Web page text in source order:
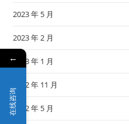
2023 年 5 月
2023 年 2 月
2023 年 1 月
2022 年 11 月
2022 年 5 月
←
在线咨询